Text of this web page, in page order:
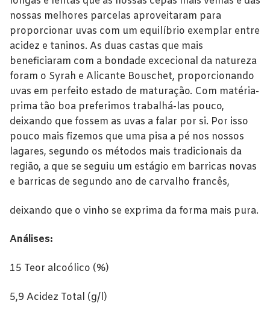
Bairrada
Dão
Douro
Lisboa
Tejo
Vinhos Rosé
Alentejo
Bairrada
Dão
Douro
Lisboa
nossas melhores parcelas aproveitaram para
proporcionar uvas com um equilíbrio exemplar entre
acidez e taninos. As duas castas que mais
beneficiaram com a bondade excecional da natureza
foram o Syrah e Alicante Bouschet, proporcionando
uvas em perfeito estado de maturação. Com matéria-
prima tão boa preferimos trabalhá-las pouco,
deixando que fossem as uvas a falar por si. Por isso
pouco mais fizemos que uma pisa a pé nos nossos
lagares, segundo os métodos mais tradicionais da
região, a que se seguiu um estágio em barricas novas
e barricas de segundo ano de carvalho francês,
deixando que o vinho se exprima da forma mais pura.
Análises:
15 Teor alcoólico (%)
5,9 Acidez Total (g/l)